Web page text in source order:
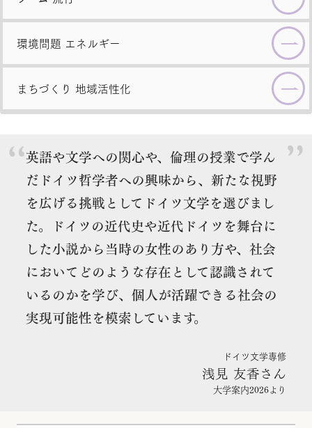
環境問題 エネルギー
まちづくり 地域活性化
英語や文学への関心や、倫理の授業で学ん
だドイツ哲学者への興味から、新たな視野
を広げる挑戦としてドイツ文学を選びまし
た。ドイツの近代史や近代ドイツを舞台に
した小説から当時の女性のあり方や、社会
においてどのような存在として認識されて
いるのかを学び、個人が活躍できる社会の
実現可能性を模索しています。
ドイツ文学専修
浅見 友香さん
大学案内2026より